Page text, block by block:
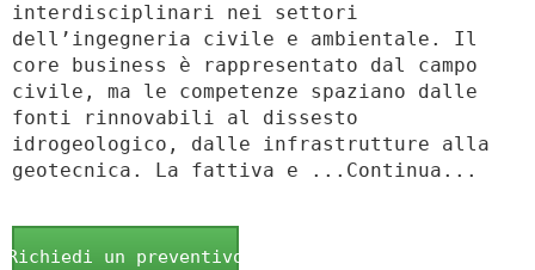
interdisciplinari nei settori
dell’ingegneria civile e ambientale. Il
core business è rappresentato dal campo
civile, ma le competenze spaziano dalle
fonti rinnovabili al dissesto
idrogeologico, dalle infrastrutture alla
geotecnica. La fattiva e ...Continua...
Richiedi un preventivo